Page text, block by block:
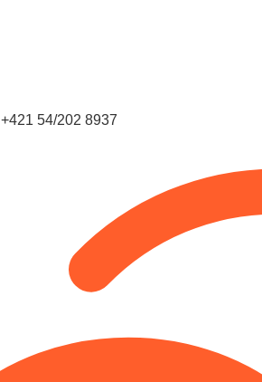
+421 54/202 8937